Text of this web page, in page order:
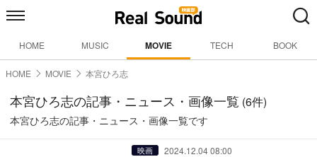
HOME MUSIC MOVIE TECH BOOK
HOME MOVIE 本宮ひろ志
本宮ひろ志の記事・ニュース・画像一覧 (6件)
本宮ひろ志の記事・ニュース・画像一覧です
映画 2024.12.04 08:00